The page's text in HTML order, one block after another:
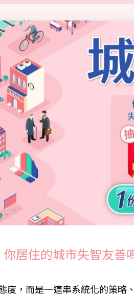
你居住的城市失智友
度，而是一連串系統化的策略